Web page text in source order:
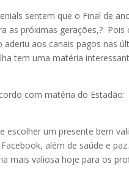
sentem que o Final de
as próximas gerações,?
aos canais pagos nas
tem uma matéria
com matéria do Estadão:
um presente bem
além de saúde e
mais valiosa hoje para os